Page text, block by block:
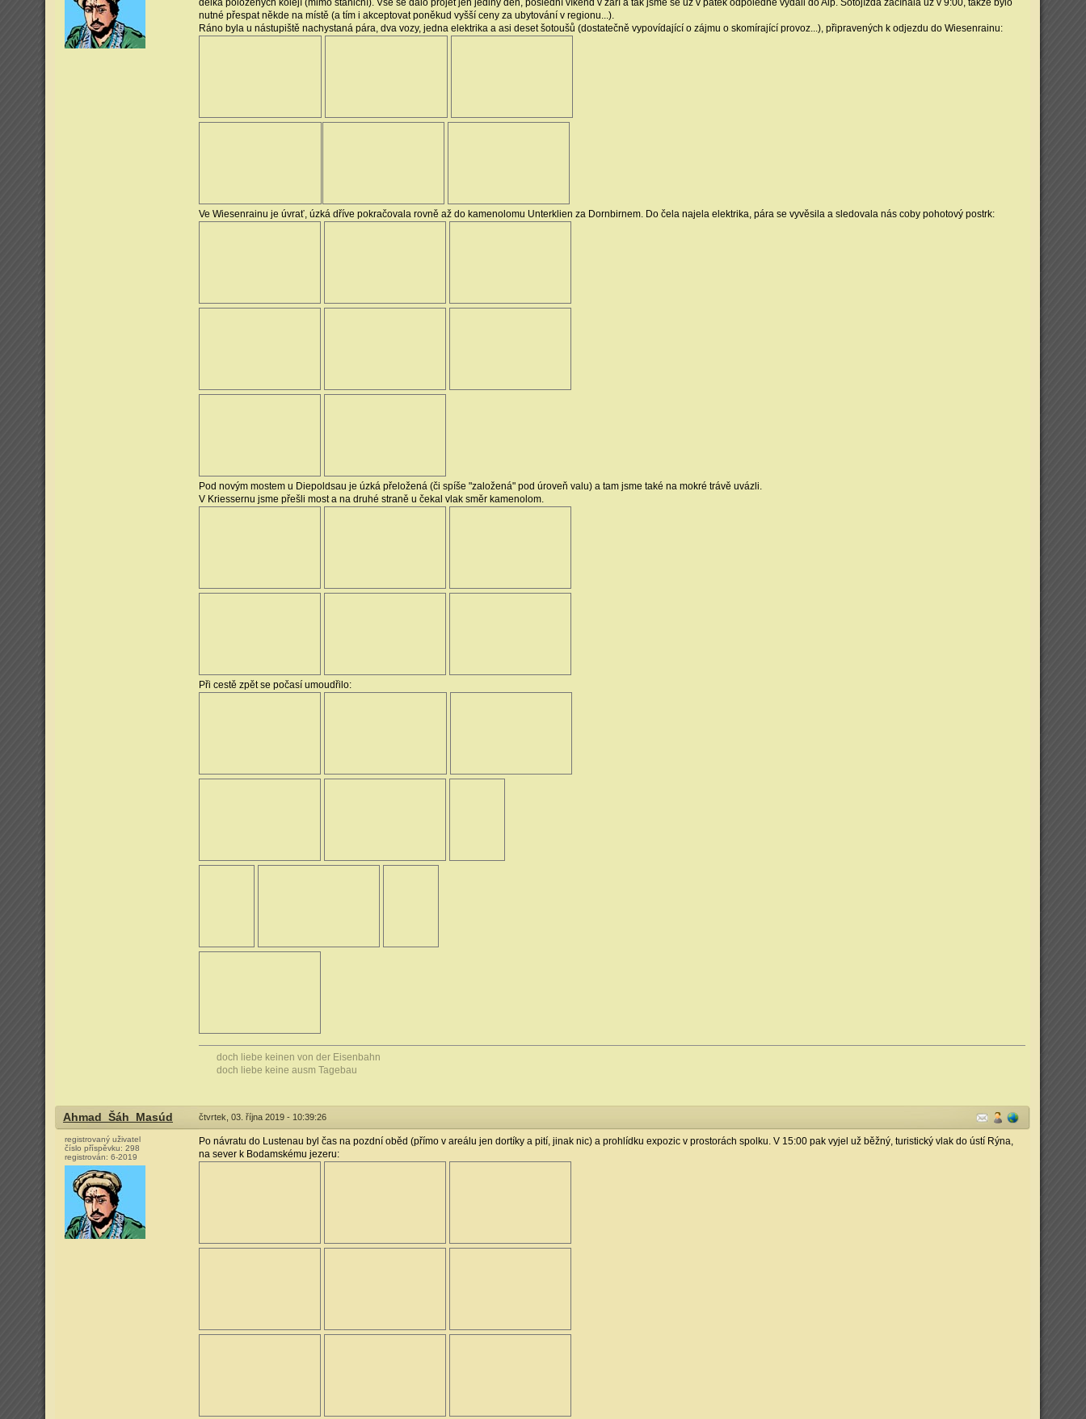
délka položených kolejí (mimo staniční). Vše se dalo projet jen jediný den, poslední víkend v září a tak jsme se už v pátek odpoledne vydali do Alp. Šotojízda začínala už v 9:00, takže bylo
nutné přespat někde na místě (a tím i akceptovat poněkud vyšší ceny za ubytování v regionu...).
Ráno byla u nástupiště nachystaná pára, dva vozy, jedna elektrika a asi deset šotoušů (dostatečně vypovídající o zájmu o skomírající provoz...), připravených k odjezdu do Wiesenrainu:
Ve Wiesenrainu je úvrať, úzká dříve pokračovala rovně až do kamenolomu Unterklien za Dornbirnem. Do čela najela elektrika, pára se vyvěsila a sledovala nás coby pohotový postrk:
Pod novým mostem u Diepoldsau je úzká přeložená (či spíše "založená" pod úroveň valu) a tam jsme také na mokré trávě uvázli.
V Kriessernu jsme přešli most a na druhé straně u čekal vlak směr kamenolom.
Při cestě zpět se počasí umoudřilo:
doch liebe keinen von der Eisenbahn
doch liebe keine ausm Tagebau
Ahmad_Šáh_Masúd čtvrtek, 03. října 2019 - 10:39:26
registrovaný uživatel
číslo příspěvku: 298
registrován: 6-2019
Po návratu do Lustenau byl čas na pozdní oběd (přímo v areálu jen dortíky a pití, jinak nic) a prohlídku expozic v prostorách spolku. V 15:00 pak vyjel už běžný, turistický vlak do ústí Rýna,
na sever k Bodamskému jezeru: